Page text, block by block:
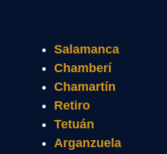
Salamanca
Chamberí
Chamartín
Retiro
Tetuán
Arganzuela